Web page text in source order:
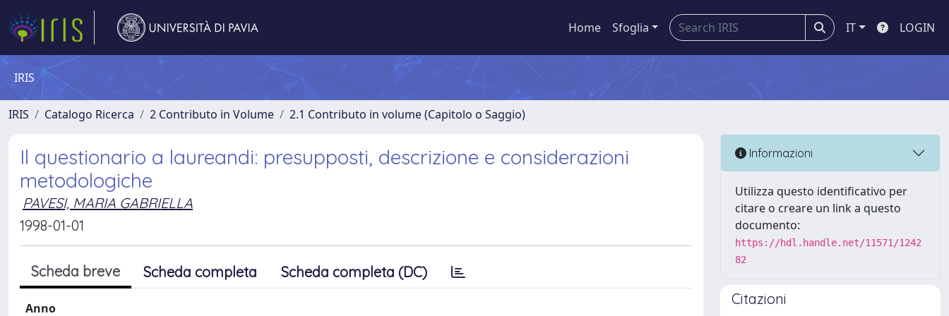
Home Sfoglia IT LOGIN
IRIS
IRIS Catalogo Ricerca 2 Contributo in Volume 2.1 Contributo in volume (Capitolo o Saggio)
Il questionario a laureandi: presupposti, descrizione e considerazioni
metodologiche
PAVESI, MARIA GABRIELLA
1998-01-01
Scheda breve Scheda completa Scheda completa (DC)
Anno
Informazioni
Utilizza questo identificativo per
citare o creare un link a questo
documento:
https://hdl.handle.net/11571/1242
82
Citazioni